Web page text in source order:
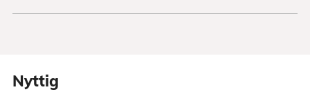
Nyttig